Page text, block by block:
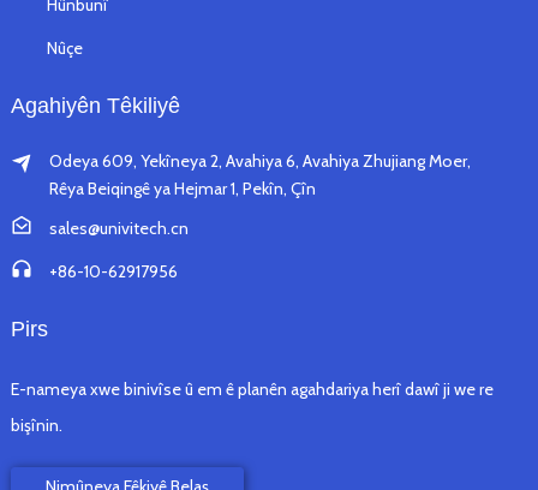
Hûnbunî
Nûçe
Agahiyên Têkiliyê
Odeya 609, Yekîneya 2, Avahiya 6, Avahiya Zhujiang Moer,
Rêya Beiqingê ya Hejmar 1, Pekîn, Çîn
sales@univitech.cn
+86-10-62917956
Pirs
E-nameya xwe binivîse û em ê planên agahdariya herî dawî ji we re
bişînin.